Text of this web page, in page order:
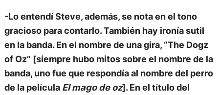
-Lo entendí Steve, además, se nota en el tono
gracioso para contarlo. También hay ironía sutil
en la banda. En el nombre de una gira, “The Dogz
of Oz” [siempre hubo mitos sobre el nombre de la
banda, uno fue que respondía al nombre del perro
de la película El mago de oz]. En el título del